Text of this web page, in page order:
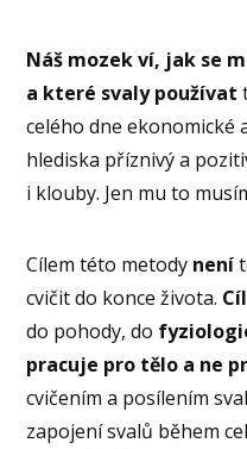
Náš mozek ví, jak se
a které svaly používat
celého dne ekonomické
hlediska příznivý a
i klouby. Jen mu to
Cílem této metody není
cvičit do konce života.
do pohody, do
pracuje pro tělo a ne
cvičením a posílením
zapojení svalů během